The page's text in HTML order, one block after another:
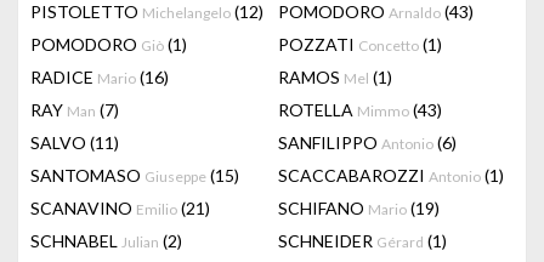
PISTOLETTO Michelangelo (12) POMODORO Arnaldo (43)
POMODORO Giò (1) POZZATI Concetto (1)
RADICE Mario (16) RAMOS Mel (1)
RAY Man (7) ROTELLA Mimmo (43)
SALVO (11) SANFILIPPO Antonio (6)
SANTOMASO Giuseppe (15) SCACCABAROZZI Antonio (1)
SCANAVINO Emilio (21) SCHIFANO Mario (19)
SCHNABEL Julian (2) SCHNEIDER Gérard (1)